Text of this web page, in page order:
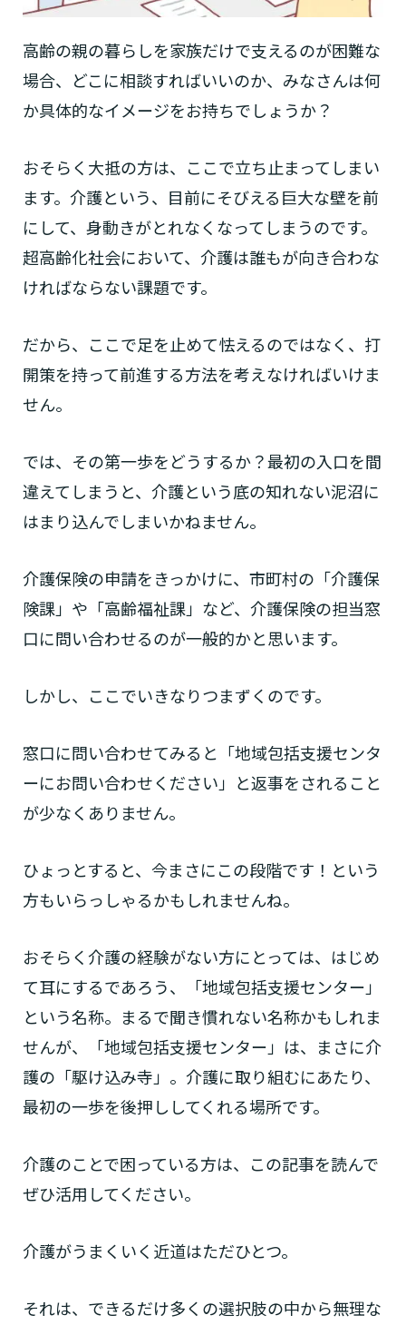
高齢の親の暮らしを家族だけで支えるのが困難な
場合、どこに相談すればいいのか、みなさんは何
か具体的なイメージをお持ちでしょうか？
おそらく大抵の方は、ここで立ち止まってしまい
ます。介護という、目前にそびえる巨大な壁を前
にして、身動きがとれなくなってしまうのです。
超高齢化社会において、介護は誰もが向き合わな
ければならない課題です。
だから、ここで足を止めて怯えるのではなく、打
開策を持って前進する方法を考えなければいけま
せん。
では、その第一歩をどうするか？最初の入口を間
違えてしまうと、介護という底の知れない泥沼に
はまり込んでしまいかねません。
介護保険の申請をきっかけに、市町村の「介護保
険課」や「高齢福祉課」など、介護保険の担当窓
口に問い合わせるのが一般的かと思います。
しかし、ここでいきなりつまずくのです。
窓口に問い合わせてみると「地域包括支援センタ
ーにお問い合わせください」と返事をされること
が少なくありません。
ひょっとすると、今まさにこの段階です！という
方もいらっしゃるかもしれませんね。
おそらく介護の経験がない方にとっては、はじめ
て耳にするであろう、「地域包括支援センター」
という名称。まるで聞き慣れない名称かもしれま
せんが、「地域包括支援センター」は、まさに介
護の「駆け込み寺」。介護に取り組むにあたり、
最初の一歩を後押ししてくれる場所です。
介護のことで困っている方は、この記事を読んで
ぜひ活用してください。
介護がうまくいく近道はただひとつ。
それは、できるだけ多くの選択肢の中から無理な